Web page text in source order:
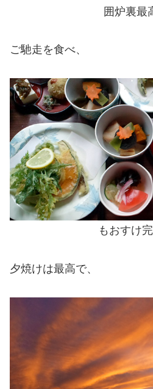
囲炉裏最
ご馳走を食べ、
もおすけ完
夕焼けは最高で、